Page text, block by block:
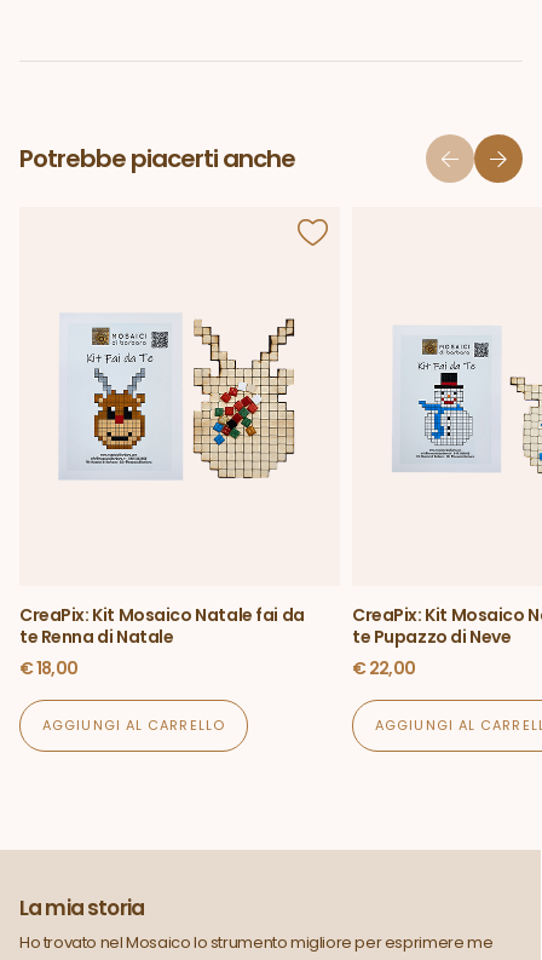
Potrebbe piacerti anche
CreaPix: Kit Mosaico Natale fai da
te Renna di Natale
€18,00
AGGIUNGI AL CARRELLO
CreaPix: Kit Mosaico
te Pupazzo di Neve
€22,00
AGGIUNGI AL
La mia storia
Ho trovato nel Mosaico lo strumento migliore per esprimere me